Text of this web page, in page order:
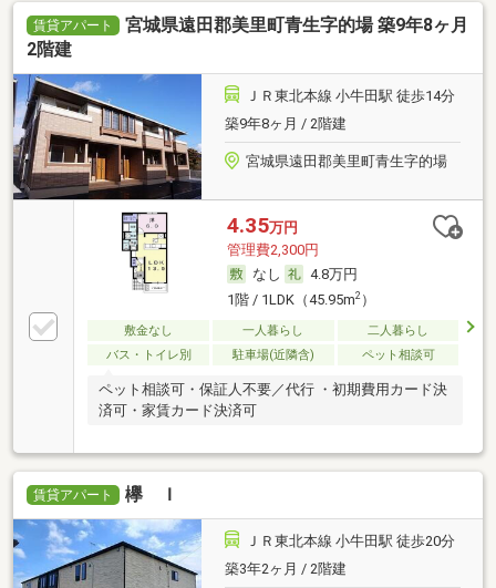
賃貸アパート
宮城県遠田郡美里町青生字的場 築9年8ヶ月
2階建
ＪＲ東北本線 小牛田駅 徒歩14分
築9年8ヶ月 / 2階建
宮城県遠田郡美里町青生字的場
4.35万円
管理費2,300円
なし
4.8万円
1階 / 1LDK（45.95m2）
敷金なし 一人暮らし
二人暮らし
バス・トイレ別
駐車場(近隣含) ペット相談可
ペット相談可・保証人不要／代行 ・初期費用カード決
済可・家賃カード決済可
賃貸アパート 欅 Ｉ
ＪＲ東北本線 小牛田駅 徒歩20分
築3年2ヶ月 / 2階建